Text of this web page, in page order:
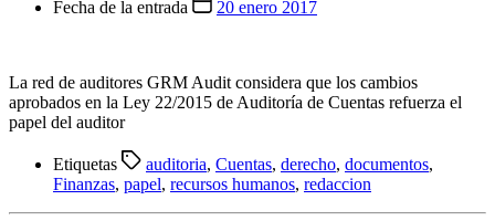
Fecha de la entrada
20 enero 2017
La red de auditores GRM Audit considera que los cambios
aprobados en la Ley 22/2015 de Auditoría de Cuentas refuerza el
papel del auditor
Etiquetas auditoria, Cuentas, derecho, documentos,
Finanzas, papel, recursos humanos, redaccion